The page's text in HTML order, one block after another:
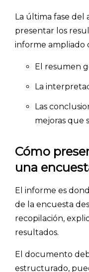
La última fase del
presentar los
informe ampliado
El resumen
La
Las
mejoras que
Cómo
una
El informe es
de la encuesta
recopilación,
resultados.
El documento
estructurado,